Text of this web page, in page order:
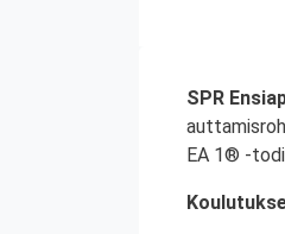
SPR
EA 1® -